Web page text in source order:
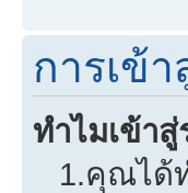
การเข้
ทำไมเข้า
1.คุณได้